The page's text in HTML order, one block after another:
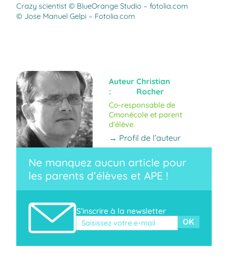
Crazy scientist © BlueOrange Studio – fotolia.com
© Jose Manuel Gelpi – Fotolia.com
Auteur
:
Christian
Rocher
Co-responsable de
Cmonécole et parent
d’élève.
→ Profil de l’auteur
Ne manquez aucun article pour
les parents d’élèves et APE !
S’inscrire à la newsletter
Veuillez laisser ce champ vide.